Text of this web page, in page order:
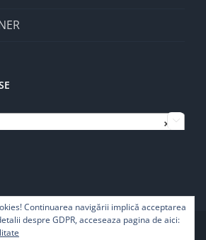
× 
Life SRL - Toate drepturile rezervate
Continuarea navigării implică acceptarea
despre GDPR, acceseaza pagina de aici: